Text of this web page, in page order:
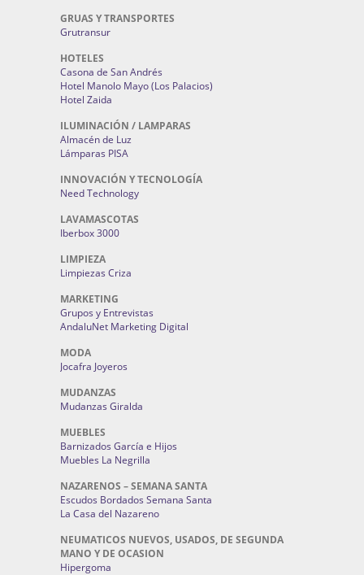
GRUAS Y TRANSPORTES
Grutransur
HOTELES
Casona de San Andrés
Hotel Manolo Mayo (Los Palacios)
Hotel Zaida
ILUMINACIÓN / LAMPARAS
Almacén de Luz
Lámparas PISA
INNOVACIÓN Y TECNOLOGÍA
Need Technology
LAVAMASCOTAS
Iberbox 3000
LIMPIEZA
Limpiezas Criza
MARKETING
Grupos y Entrevistas
AndaluNet Marketing Digital
MODA
Jocafra Joyeros
MUDANZAS
Mudanzas Giralda
MUEBLES
Barnizados García e Hijos
Muebles La Negrilla
NAZARENOS – SEMANA SANTA
Escudos Bordados Semana Santa
La Casa del Nazareno
NEUMATICOS NUEVOS, USADOS, DE SEGUNDA
MANO Y DE OCASION
Hipergoma